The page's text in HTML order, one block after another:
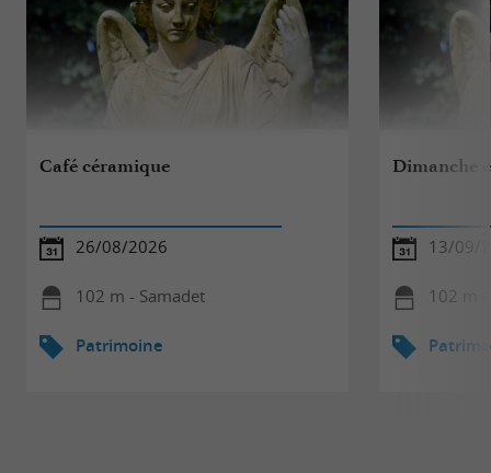
Café céramique
26/08/2026
102 m - Samadet
Patrimoine
Dimanche
13/09/
102 m